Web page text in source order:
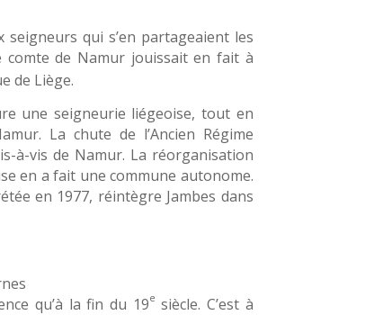
seigneurs qui s’en partageaient les
comte de Namur jouissait en fait à
de Liège.
une seigneurie liégeoise, tout en
La chute de l’Ancien Régime
à-vis de Namur. La réorganisation
en a fait une commune autonome.
en 1977, réintègre Jambes dans
qu’à la fin du 19e siècle. C’est à